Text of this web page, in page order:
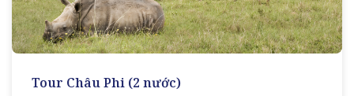
Tour Châu Phi (2 nước)